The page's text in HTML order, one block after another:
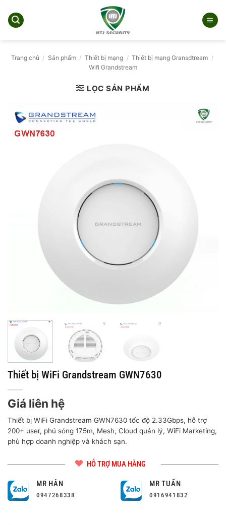
qua
Trang chủ / Sản phẩm / Thiết bị mạng / Thiết bị mạng Gransdtream /
Wifi Grandstream
LỌC SẢN PHẨM
Thiết bị WiFi Grandstream GWN7630
Giá liên hệ
Thiết bị WiFi Grandstream GWN7630 tốc độ 2.33Gbps, hỗ trợ
200+ user, phủ sóng 175m, Mesh, Cloud quản lý, WiFi Marketing,
phù hợp doanh nghiệp và khách sạn.
HỖ TRỢ MUA HÀNG
MR HÂN
0947268338
MR TUẤN
0916941832